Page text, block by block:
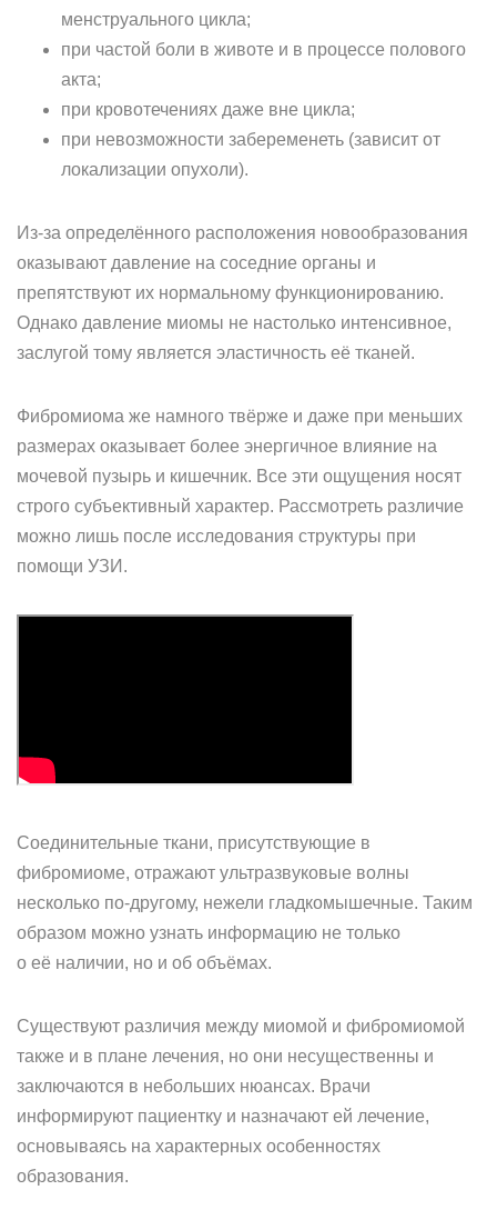
менструального цикла;
при частой боли в животе и в процессе полового
акта;
при кровотечениях даже вне цикла;
при невозможности забеременеть (зависит от
локализации опухоли).
Из-за определённого расположения новообразования
оказывают давление на соседние органы и
препятствуют их нормальному функционированию.
Однако давление миомы не настолько интенсивное,
заслугой тому является эластичность её тканей.
Фибромиома же намного твёрже и даже при меньших
размерах оказывает более энергичное влияние на
мочевой пузырь и кишечник. Все эти ощущения носят
строго субъективный характер. Рассмотреть различие
можно лишь после исследования структуры при
помощи УЗИ.
Соединительные ткани, присутствующие в
фибромиоме, отражают ультразвуковые волны
несколько по-другому, нежели гладкомышечные. Таким
образом можно узнать информацию не только
о её наличии, но и об объёмах.
Существуют различия между миомой и фибромиомой
также и в плане лечения, но они несущественны и
заключаются в небольших нюансах. Врачи
информируют пациентку и назначают ей лечение,
основываясь на характерных особенностях
образования.